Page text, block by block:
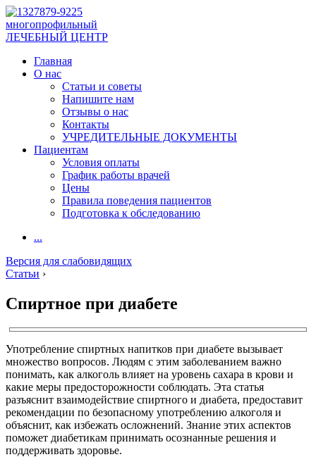
многопрофильный
ЛЕЧЕБНЫЙ ЦЕНТР
Главная
О нас
Статьи и советы
Напишите нам
Отзывы о нас
Контакты
УЧРЕДИТЕЛЬНЫЕ ДОКУМЕНТЫ
Пациентам
Условия оплаты
График работы врачей
Цены
Правила поведения пациентов
Подготовка к обследованию
...
Версия для слабовидящих
Статьи ›
Спиртное при диабете
Употребление спиртных напитков при диабете вызывает
множество вопросов. Людям с этим заболеванием важно
понимать, как алкоголь влияет на уровень сахара в крови и
какие меры предосторожности соблюдать. Эта статья
разъяснит взаимодействие спиртного и диабета, предоставит
рекомендации по безопасному употреблению алкоголя и
объяснит, как избежать осложнений. Знание этих аспектов
поможет диабетикам принимать осознанные решения и
поддерживать здоровье.